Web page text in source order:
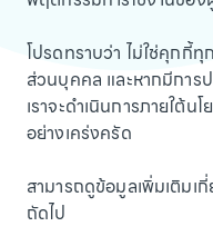
โปรดทราบว่า ไม่ใช่คุกกี้
ส่วนบุคคล และหากมีการ
เราจะดำเนินการภายใต้น
อย่างเคร่งครัด
สามารถดูข้อมูลเพิ่มเติมเ
ถัดไป